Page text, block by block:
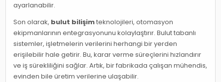
ayarlanabilir.
Son olarak, bulut bilişimteknolojileri, otomasyon
ekipmanlarının entegrasyonunu kolaylaştırır. Bulut tabanlı
sistemler, işletmelerin verilerini herhangi bir yerden
erişilebilir hale getirir. Bu, karar verme süreçlerini hızlandırır
ve iş sürekliliğini sağlar. Artık, bir fabrikada çalışan mühendis,
evinden bile üretim verilerine ulaşabilir.